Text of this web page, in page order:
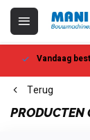
Vandaag
Terug
PRODUCTEN